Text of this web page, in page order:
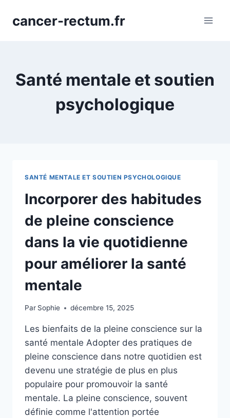
cancer-rectum.fr
Santé mentale et soutien
psychologique
SANTÉ MENTALE ET SOUTIEN PSYCHOLOGIQUE
Incorporer des habitudes
de pleine conscience
dans la vie quotidienne
pour améliorer la santé
mentale
Par Sophie décembre 15, 2025
Les bienfaits de la pleine conscience sur la
santé mentale Adopter des pratiques de
pleine conscience dans notre quotidien est
devenu une stratégie de plus en plus
populaire pour promouvoir la santé
mentale. La pleine conscience, souvent
définie comme l'attention portée